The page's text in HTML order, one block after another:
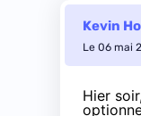
Kevin
Le 06 mai
Hier